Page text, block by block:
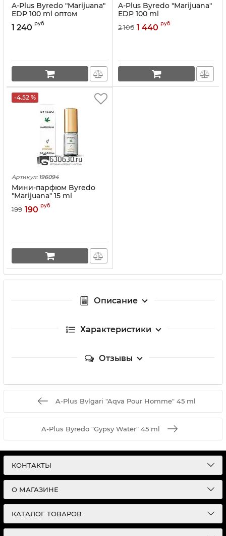
A-Plus Byredo "Marijuana"
EDP 100 ml оптом
1 240 руб
A-Plus Byredo "Marijuana"
EDP 100 ml
2 106 1 440 руб
-4.52 %
Артикул: 196094
Мини-парфюм Byredo
"Marijuana" 15 ml
199 190 руб
Описание
Характеристики
Отзывы
A-Plus Bvlgari "Aqva Pour Homme" 45 ml
A-Plus Byredo "Gypsy Water" 45 ml
КОНТАКТЫ
О МАГАЗИНЕ
КАТАЛОГ ТОВАРОВ